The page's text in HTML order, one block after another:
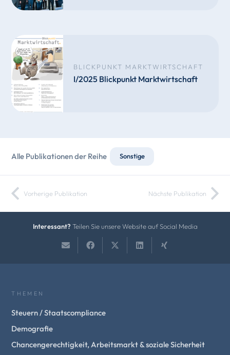
BLICKPUNKT MARKTWIRTSCHAFT
I/2025 Blickpunkt Marktwirtschaft
Alle Publikationen der Reihe Sonstige
Vorherige Publikation Nächste Publikation
Interessant? Teilen Sie unsere Website auf Social Media
THEMEN
Steuern / Staatscompliance
Demografie
Chancengerechtigkeit, Arbeitsmarkt & soziale Sicherheit